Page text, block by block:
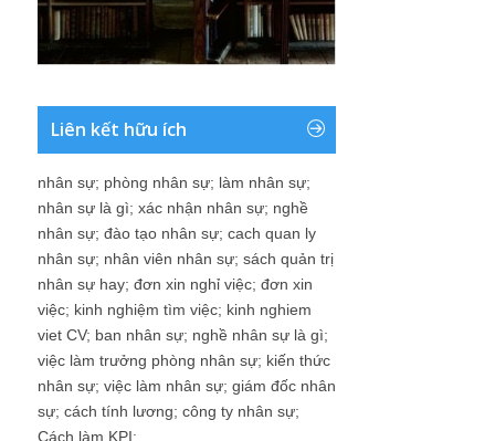
Liên kết hữu ích
nhân sự; phòng nhân sự; làm nhân sự;
nhân sự là gì; xác nhận nhân sự; nghề
nhân sự; đào tạo nhân sự; cach quan ly
nhân sự; nhân viên nhân sự; sách quản trị
nhân sự hay; đơn xin nghỉ việc; đơn xin
việc; kinh nghiệm tìm việc; kinh nghiem
viet CV; ban nhân sự; nghề nhân sự là gì;
việc làm trưởng phòng nhân sự; kiến thức
nhân sự; việc làm nhân sự; giám đốc nhân
sự; cách tính lương; công ty nhân sự;
Cách làm KPI;